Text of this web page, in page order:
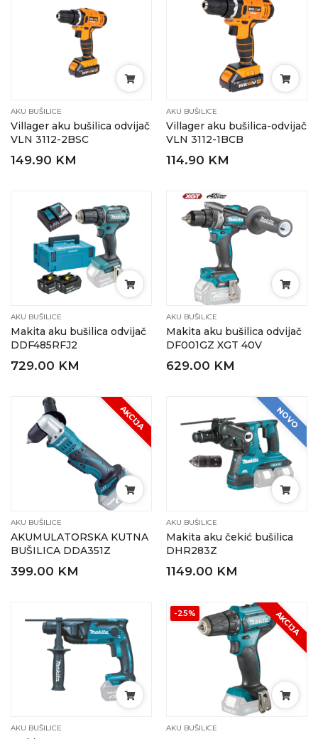
AKU BUŠILICE
Villager aku bušilica odvijač
VLN 3112-2BSC
149.90 KM
AKU BUŠILICE
Villager aku bušilica-odvijač
VLN 3112-1BCB
114.90 KM
AKU BUŠILICE
Makita aku bušilica odvijač
DDF485RFJ2
729.00 KM
AKU BUŠILICE
Makita aku bušilica odvijač
DF001GZ XGT 40V
629.00 KM
AKCIJA
AKU BUŠILICE
AKUMULATORSKA KUTNA
BUŠILICA DDA351Z
399.00 KM
NOVO
AKU BUŠILICE
Makita aku čekić bušilica
DHR283Z
1149.00 KM
AKU BUŠILICE
-25% AKCIJA
AKU BUŠILICE